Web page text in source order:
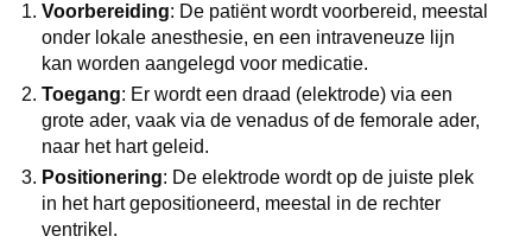
Voorbereiding: De patiënt wordt voorbereid, meestal
onder lokale anesthesie, en een intraveneuze lijn
kan worden aangelegd voor medicatie.
Toegang: Er wordt een draad (elektrode) via een
grote ader, vaak via de venadus of de femorale ader,
naar het hart geleid.
Positionering: De elektrode wordt op de juiste plek
in het hart gepositioneerd, meestal in de rechter
ventrikel.